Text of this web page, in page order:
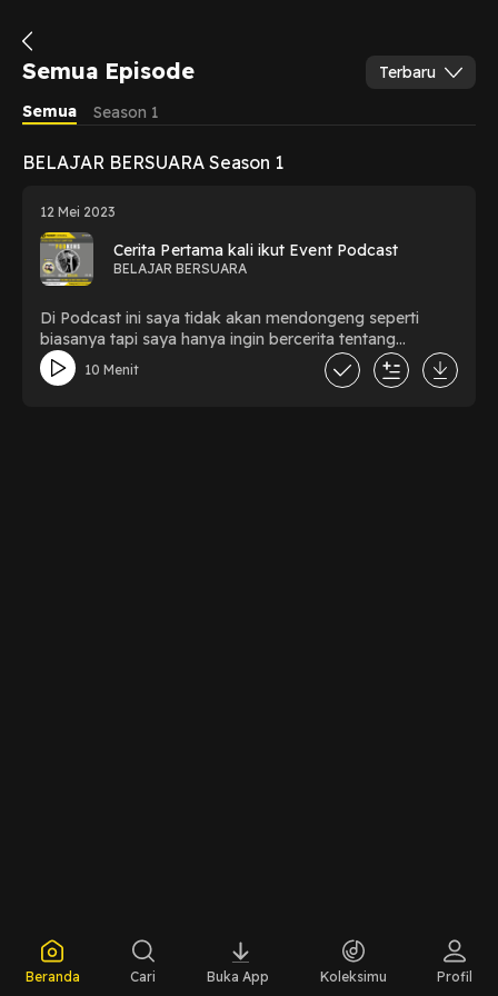
Semua Episode
Terbaru
Semua
Season 1
BELAJAR BERSUARA Season 1
12 Mei 2023
Cerita Pertama kali ikut Event Podcast
BELAJAR BERSUARA
Di Podcast ini saya tidak akan mendongeng seperti
biasanya tapi saya hanya ingin bercerita tentang
pengalaman pertama kali saya buat pocast dan nekat
ikut convetition.. penasaran gimana ceritanya langsung
10 Menit
Beranda Cari Buka App Koleksimu Profil